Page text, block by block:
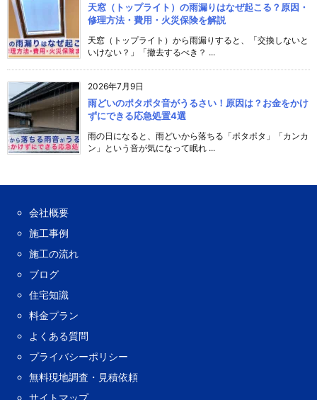
天窓（トップライト）の雨漏りはなぜ起こる？原因・
修理方法・費用・火災保険を解説
天窓（トップライト）から雨漏りすると、「交換しないと
いけない？」「撤去するべき？ ...
2026年7月9日
雨どいのポタポタ音がうるさい！原因は？お金をかけ
ずにできる応急処置4選
雨の日になると、雨どいから落ちる「ポタポタ」「カンカ
ン」という音が気になって眠れ ...
会社概要
施工事例
施工の流れ
ブログ
住宅知識
料金プラン
よくある質問
プライバシーポリシー
無料現地調査・見積依頼